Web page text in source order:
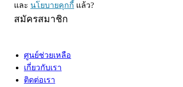
และ นโยบายคุกกี้ แล้ว?
สมัครสมาชิก
ศูนย์ช่วยเหลือ
เกี่ยวกับเรา
ติดต่อเรา